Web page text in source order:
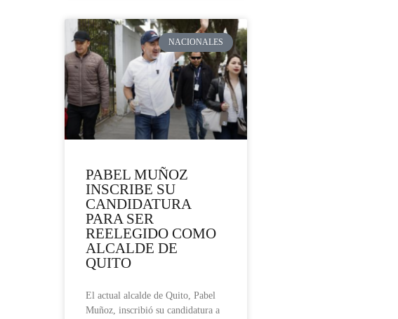
NACIONALES
PABEL MUÑOZ
INSCRIBE SU
CANDIDATURA
PARA SER
REELEGIDO COMO
ALCALDE DE
QUITO
El actual alcalde de Quito, Pabel
Muñoz, inscribió su candidatura a